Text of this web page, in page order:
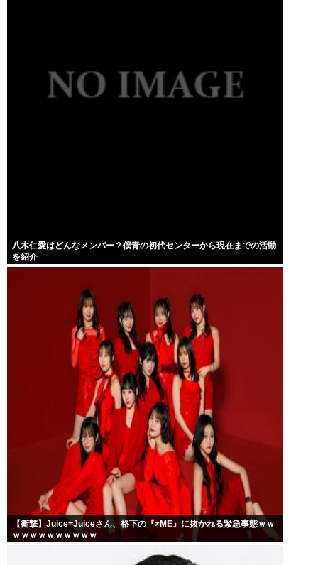
八木仁愛はどんなメンバー？僕青の初代センターから現在までの活動
を紹介
【衝撃】Juice=Juiceさん、格下の『≠ME』に抜かれる緊急事態ｗｗ
ｗｗｗｗｗｗｗｗｗｗ